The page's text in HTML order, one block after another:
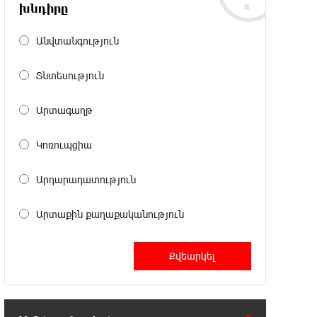
է՝ Գարեգին Բ․ նույնիսկ քննիչներն
իրենց հավատից ելնելով․ տեսանյութ
15:09:27 6-08-2026
կրճատվեց. Վարդևանյանը՝ Հովհաննիսյանին
Սամմիթին ներկայացրել է իր
Ընդդիմությունը պետք է իր շուրջը
համախմբի
արտախորհրդարանական բոլոր ուժերին. Արեգ
Սավգուլյան
խնդիրը
Անվտանգություն
Տնտեսություն
Արտագաղթ
Կոռուպցիա
Արդարադատություն
Արտաքին քաղաքականություն